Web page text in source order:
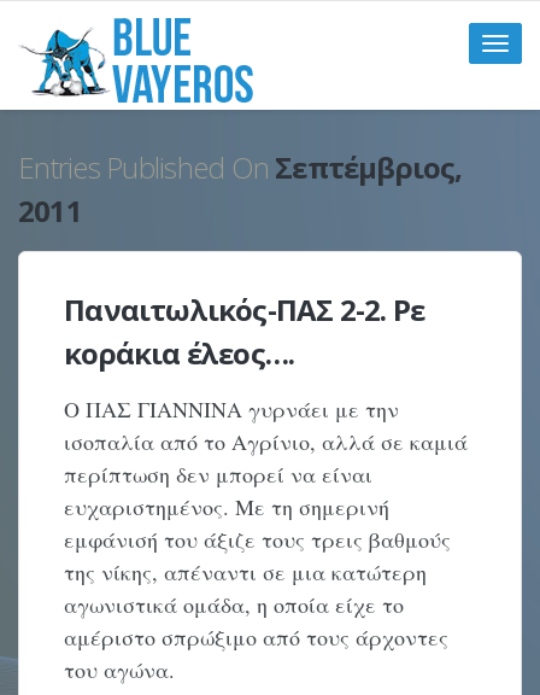
Toggle
Entries Published On Σεπτέμβριος,
2011
Παναιτωλικός-ΠΑΣ 2-2. Ρε
κοράκια έλεος….
Ο ΠΑΣ ΓΙΑΝΝΙΝΑ γυρνάει με την
ισοπαλία από το Αγρίνιο, αλλά σε καμιά
περίπτωση δεν μπορεί να είναι
ευχαριστημένος. Με τη σημερινή
εμφάνισή του άξιζε τους τρεις βαθμούς
της νίκης, απέναντι σε μια κατώτερη
αγωνιστικά ομάδα, η οποία είχε το
αμέριστο σπρώξιμο από τους άρχοντες
του αγώνα.